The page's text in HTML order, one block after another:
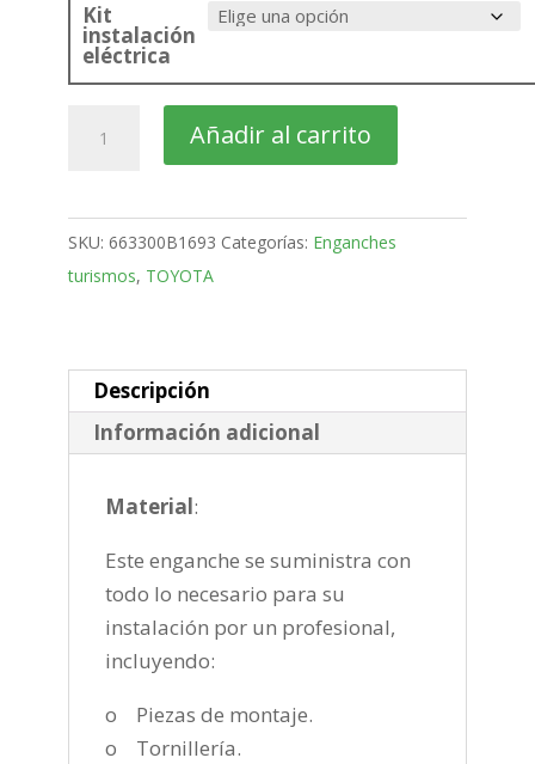
Kit
instalación
eléctrica
RAV4
Bola
fija
de
Añadir al carrito
SKU: 663300B1693 Categorías: Enganches
turismos, TOYOTA
Descripción
Información adicional
Material:
Este enganche se suministra con
todo lo necesario para su
instalación por un profesional,
incluyendo:
o Piezas de montaje.
o Tornillería.